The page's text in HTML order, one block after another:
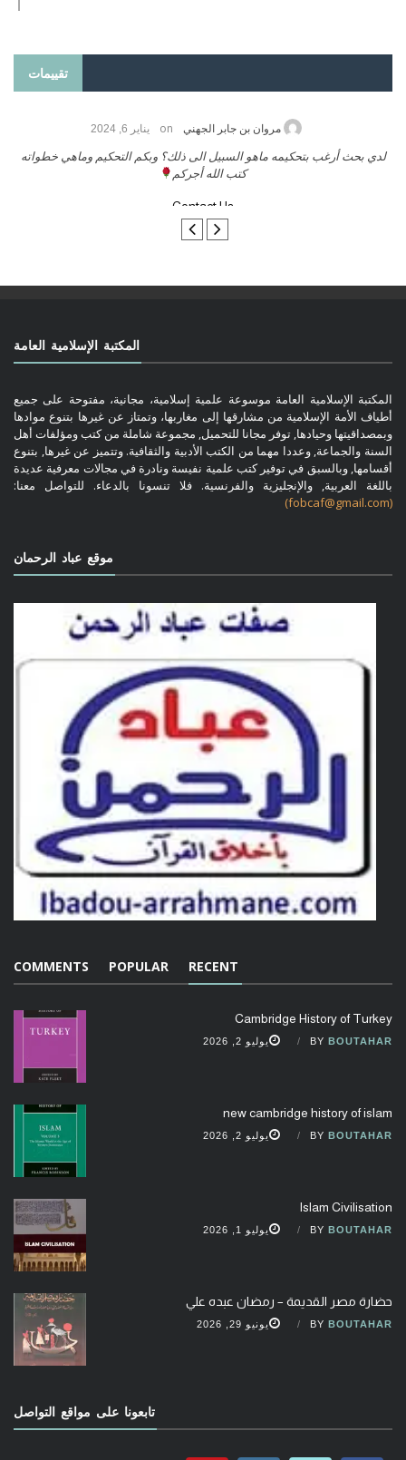
تقييمات
لدي
حامد الزريقي on يناير 25, 2026
السلام عليكم ورحمة الله وبركاتة أرغب بنشر كتابي معكم
المكتبة الإسلامية العامة
المكتبة الإسلامية العامة موسوعة علمية إسلامية، مجانية، مفتوحة على جميع
أطياف الأمة الإسلامية من مشارقها إلى مغاربها، وتمتاز عن غيرها بتنوع موادها
وبمصداقيتها وحيادها, توفر مجانا للتحميل, مجموعة شاملة من كتب ومؤلفات أهل
السنة والجماعة, وعددا مهما من الكتب الأدبية والثقافية. وتتميز عن غيرها, بتنوع
أقسامها, وبالسبق في توفير كتب علمية نفيسة ونادرة في مجالات معرفية عديدة
باللغة العربية, والإنجليزية والفرنسية. فلا تنسونا بالدعاء. للتواصل معنا:
(fobcaf@gmail.com)
موقع عباد الرحمان
RECENT
POPULAR
COMMENTS
Cambridge History of Turkey
BY BOUTAHAR يوليو 2, 2026
new cambridge history of islam
BY BOUTAHAR يوليو 2, 2026
Islam Civilisation
BY BOUTAHAR يوليو 1, 2026
حضارة مصر القديمة – رمضان عبده علي
BY BOUTAHAR يونيو 29, 2026
تابعونا على مواقع التواصل